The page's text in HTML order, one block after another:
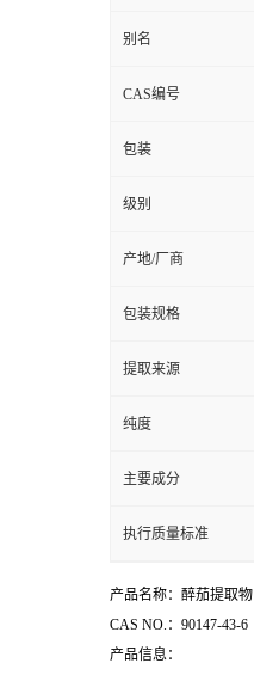
别名
CAS编号
包装
级别
产地/厂商
包装规格
提取来源
纯度
主要成分
执行质量标准
产品名称：醉茄提取物
CAS NO.：90147-43-6
产品信息：